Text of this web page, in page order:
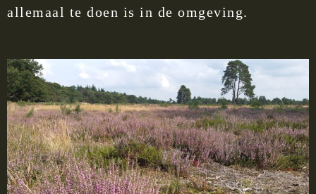
allemaal te doen is in de omgeving.